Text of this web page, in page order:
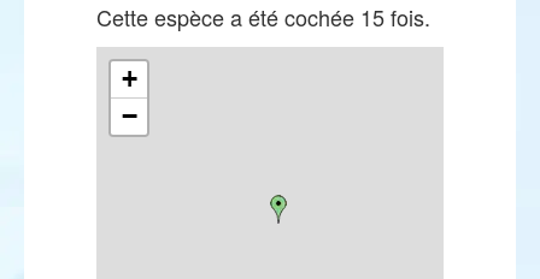
Cette espèce a été cochée 15 fois.
+
−